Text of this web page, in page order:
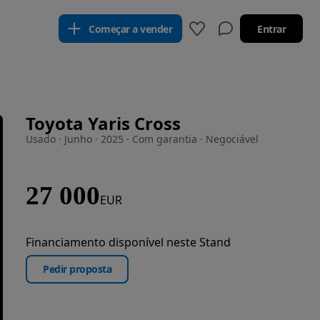
Começar a vender Entrar
Toyota Yaris Cross
Usado · Junho · 2025 · Com garantia · Negociável
27 000EUR
Financiamento disponível neste Stand
Pedir proposta